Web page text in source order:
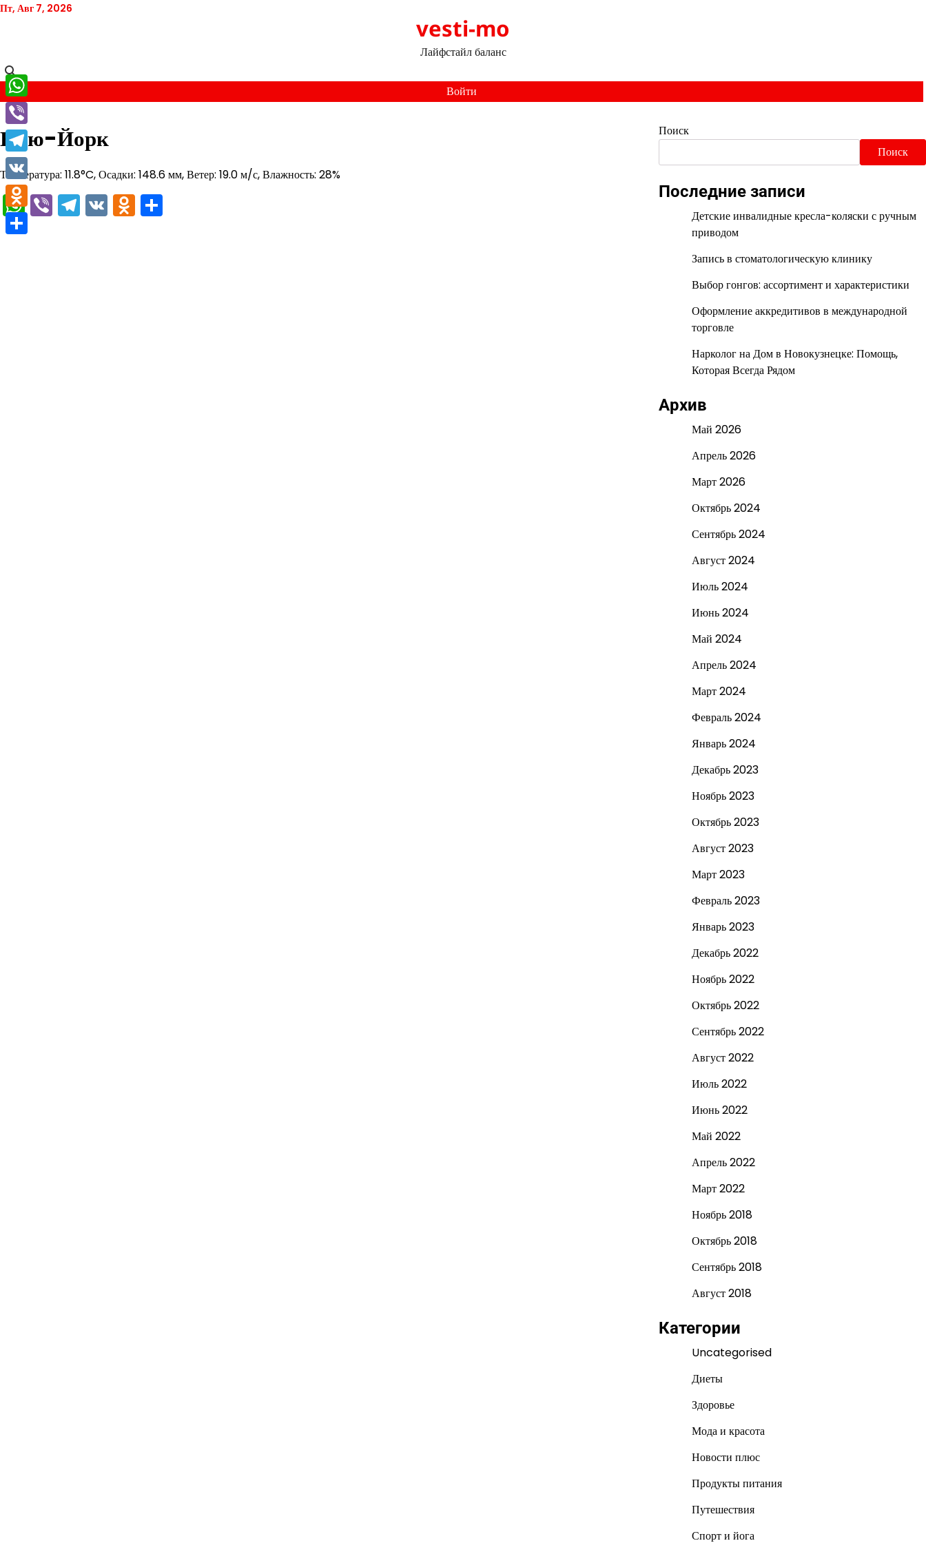
Перейти
Пт, Авг 7, 2026
vesti-mo
Лайфстайл баланс
Войти
Нью-Йорк
Температура: 11.8°C, Осадки: 148.6 мм, Ветер: 19.0 м/с, Влажность: 28%
WhatsApp
ViberTelegram
VKOdnoklassniki
Поиск
Поиск
Последние записи
Детские инвалидные кресла-коляски с ручным
приводом
Запись в стоматологическую клинику
Выбор гонгов: ассортимент и характеристики
Оформление аккредитивов в международной
торговле
Нарколог на Дом в Новокузнецке: Помощь,
Которая Всегда Рядом
Архив
Май 2026
Апрель 2026
Март 2026
Октябрь 2024
Сентябрь 2024
Август 2024
Июль 2024
Июнь 2024
Май 2024
Апрель 2024
Март 2024
Февраль 2024
Январь 2024
Декабрь 2023
Ноябрь 2023
Октябрь 2023
Август 2023
Март 2023
Февраль 2023
Январь 2023
Декабрь 2022
Ноябрь 2022
Октябрь 2022
Сентябрь 2022
Август 2022
Июль 2022
Июнь 2022
Май 2022
Апрель 2022
Март 2022
Ноябрь 2018
Октябрь 2018
Сентябрь 2018
Август 2018
Категории
Uncategorised
Диеты
Здоровье
Мода и красота
Новости плюс
Продукты питания
Путешествия
Спорт и йога
WhatsApp
Viber
Telegram
VK
Odnoklassniki